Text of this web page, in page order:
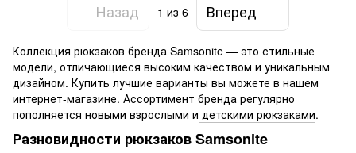
Назад 1 из 6 Вперед
Коллекция рюкзаков бренда Samsonite — это стильные
модели, отличающиеся высоким качеством и уникальным
дизайном. Купить лучшие варианты вы можете в нашем
интернет-магазине. Ассортимент бренда регулярно
пополняется новыми взрослыми и детскими рюкзаками.
Разновидности рюкзаков Samsonite